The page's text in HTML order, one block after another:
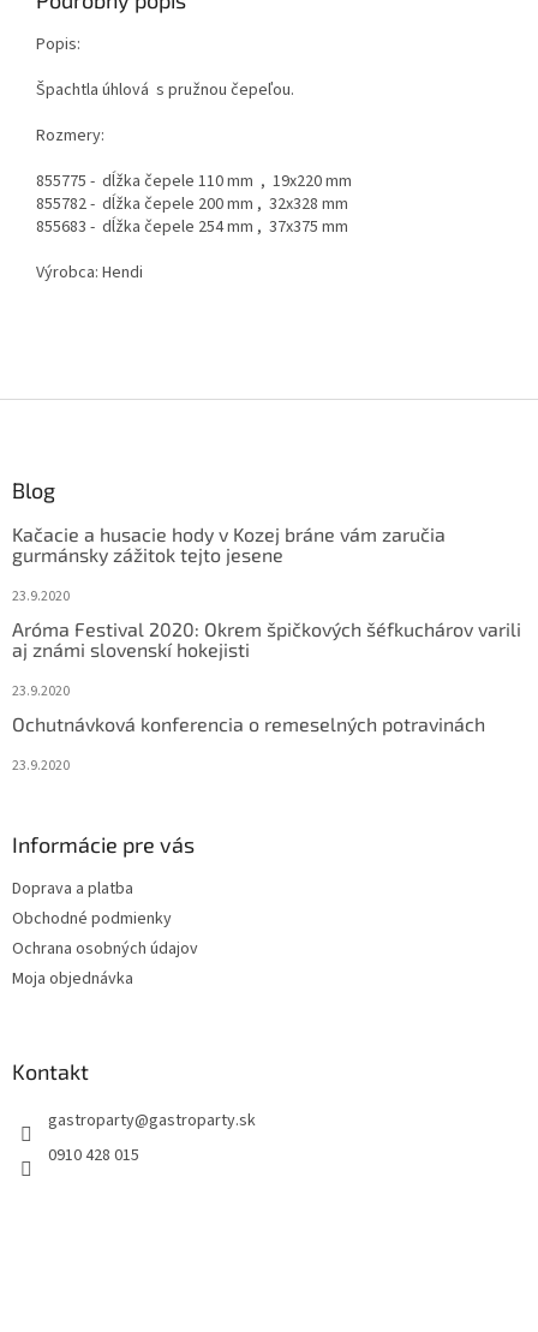
Popis:
Špachtla úhlová s pružnou čepeľou.
Rozmery:
855775 - dĺžka čepele 110 mm , 19x220 mm
855782 - dĺžka čepele 200 mm , 32x328 mm
855683 - dĺžka čepele 254 mm , 37x375 mm
Výrobca: Hendi
Blog
Kačacie a husacie hody v Kozej bráne vám zaručia
gurmánsky zážitok tejto jesene
23.9.2020
Aróma Festival 2020: Okrem špičkových šéfkuchárov varili
aj známi slovenskí hokejisti
23.9.2020
Ochutnávková konferencia o remeselných potravinách
23.9.2020
Informácie pre vás
Doprava a platba
Obchodné podmienky
Ochrana osobných údajov
Moja objednávka
Kontakt
gastroparty@gastroparty.sk
0910 428 015